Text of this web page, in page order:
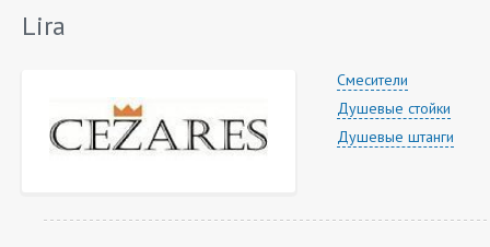
Lira
Смесители
Душевые стойки
Душевые штанги